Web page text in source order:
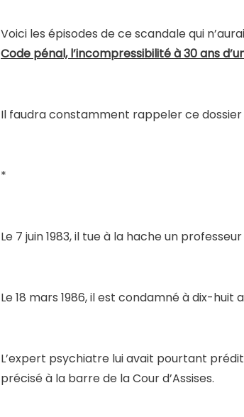
Voici les épisodes de ce scandale qui
Code pénal, l’incompressibilité à 30 ans
Il faudra constamment rappeler ce
*
Le 7 juin 1983, il tue à la hache un
Le 18 mars 1986, il est condamné à dix-
L’expert psychiatre lui avait pourtant
précisé à la barre de la Cour d’Assises.